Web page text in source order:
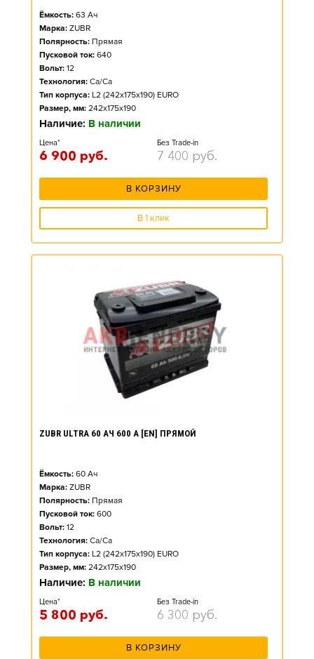
Ёмкость: 63 Ач
Марка: ZUBR
Полярность: Прямая
Пусковой ток: 640
Вольт: 12
Технология: Ca/Ca
Тип корпуса: L2 (242x175x190) EURO
Размер, мм: 242x175x190
Наличие: В наличии
Цена*
6 900 руб.
Без Trade-in
7 400 руб.
В КОРЗИНУ
В 1 клик
ZUBR ULTRA 60 АЧ 600 А [EN] ПРЯМОЙ
Ёмкость: 60 Ач
Марка: ZUBR
Полярность: Прямая
Пусковой ток: 600
Вольт: 12
Технология: Ca/Ca
Тип корпуса: L2 (242x175x190) EURO
Размер, мм: 242x175x190
Наличие: В наличии
Цена*
5 800 руб.
Без Trade-in
6 300 руб.
В КОРЗИНУ